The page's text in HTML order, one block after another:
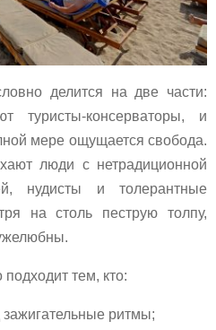
делится на две части:
туристы-консерваторы, и
мере ощущается свобода.
люди с нетрадиционной
нудисты и толерантные
на столь пеструю толпу,
тем, кто:
ритмы;